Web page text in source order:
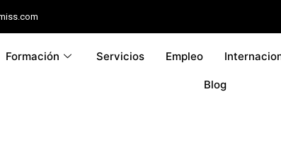
Formación Servicios Empleo
Blog